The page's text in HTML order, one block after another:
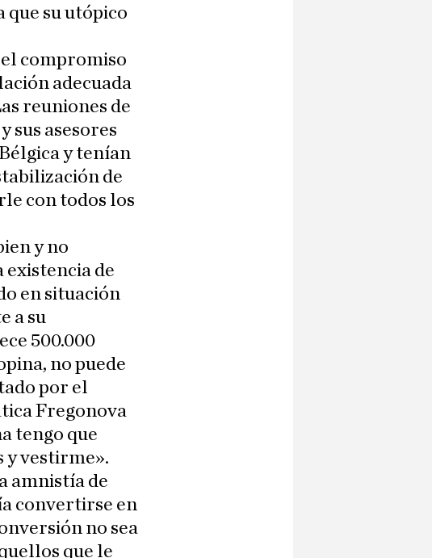
que su utópico
compromiso
adecuada
reuniones de
y sus asesores
y tenían
de
con todos los
y no
existencia de
en situación
a su
500.000
no puede
por el
Fregonova
tengo que
y vestirme».
amnistía de
convertirse en
no sea
que le